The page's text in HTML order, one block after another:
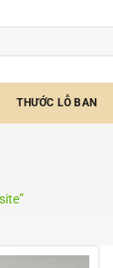
THƯỚC LỖ BAN